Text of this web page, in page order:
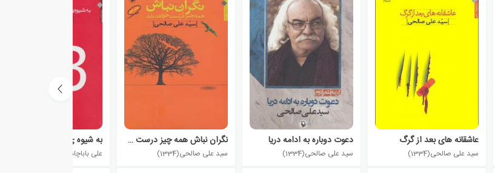
عاشقانه های بعد از گرگ
سید علی صالحی(1334)
دعوت دوباره به ادامه دریا
سید علی صالحی(1334)
نگران نباش همه چیز درست خواهد شد
سید علی صالحی(1334) علی باباچاهی